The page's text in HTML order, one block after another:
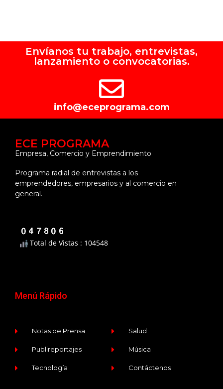
Envíanos tu trabajo, entrevistas,
lanzamiento o convocatorias.
info@eceprograma.com
ECE PROGRAMA
Empresa, Comercio y Emprendimiento
Programa radial de entrevistas a los
emprendedores, empresarios y al comercio en
general.
Total de Vistas : 104548
Menú Rápido
Notas de Prensa
Publireportajes
Tecnología
Salud
Música
Contáctenos